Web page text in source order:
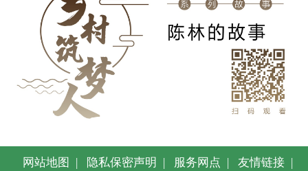
网站地图 | 隐私保密声明 | 服务网点 | 友情链接 |